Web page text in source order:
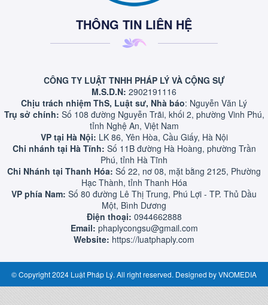
THÔNG TIN LIÊN HỆ
CÔNG TY LUẬT TNHH PHÁP LÝ VÀ CỘNG SỰ
M.S.D.N: 2902191116
Chịu trách nhiệm ThS, Luật sư, Nhà báo: Nguyễn Văn Lý
Trụ sở chính: Số 108 đường Nguyễn Trãi, khối 2, phường Vinh Phú,
tỉnh Nghệ An, Việt Nam
VP tại Hà Nội: LK 86, Yên Hòa, Cầu Giấy, Hà Nội
Chi nhánh tại Hà Tĩnh: Số 11B đường Hà Hoàng, phường Trần
Phú, tỉnh Hà Tĩnh
Chi Nhánh tại Thanh Hóa: Số 22, nơ 08, mặt bằng 2125, Phường
Hạc Thành, tỉnh Thanh Hóa
VP phía Nam: Số 80 đường Lê Thị Trung, Phú Lợi - TP. Thủ Dầu
Một, Bình Dương
Điện thoại: 0944662888
Email: phaplycongsu@gmail.com
Website: https://luatphaply.com
© Copyright 2024 Luật Pháp Lý. All right reserved. Designed byVNOMEDIA